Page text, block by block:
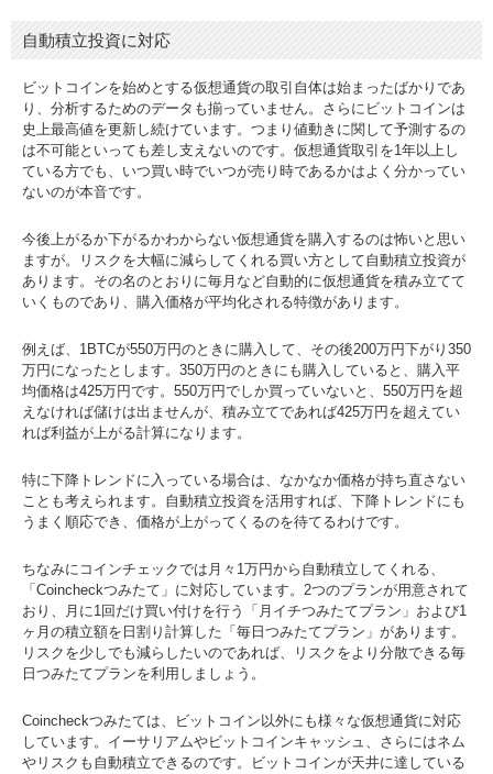
自動積立投資に対応
ビットコインを始めとする仮想通貨の取引自体は始まったばかりであ
り、分析するためのデータも揃っていません。さらにビットコインは
史上最高値を更新し続けています。つまり値動きに関して予測するの
は不可能といっても差し支えないのです。仮想通貨取引を1年以上し
ている方でも、いつ買い時でいつが売り時であるかはよく分かってい
ないのが本音です。
今後上がるか下がるかわからない仮想通貨を購入するのは怖いと思い
ますが。リスクを大幅に減らしてくれる買い方として自動積立投資が
あります。その名のとおりに毎月など自動的に仮想通貨を積み立てて
いくものであり、購入価格が平均化される特徴があります。
例えば、1BTCが550万円のときに購入して、その後200万円下がり350
万円になったとします。350万円のときにも購入していると、購入平
均価格は425万円です。550万円でしか買っていないと、550万円を超
えなければ儲けは出ませんが、積み立てであれば425万円を超えてい
れば利益が上がる計算になります。
特に下降トレンドに入っている場合は、なかなか価格が持ち直さない
ことも考えられます。自動積立投資を活用すれば、下降トレンドにも
うまく順応でき、価格が上がってくるのを待てるわけです。
ちなみにコインチェックでは月々1万円から自動積立してくれる、
「Coincheckつみたて」に対応しています。2つのプランが用意されて
おり、月に1回だけ買い付けを行う「月イチつみたてプラン」および1
ヶ月の積立額を日割り計算した「毎日つみたてプラン」があります。
リスクを少しでも減らしたいのであれば、リスクをより分散できる毎
日つみたてプランを利用しましょう。
Coincheckつみたては、ビットコイン以外にも様々な仮想通貨に対応
しています。イーサリアムやビットコインキャッシュ、さらにはネム
やリスクも自動積立できるのです。ビットコインが天井に達している